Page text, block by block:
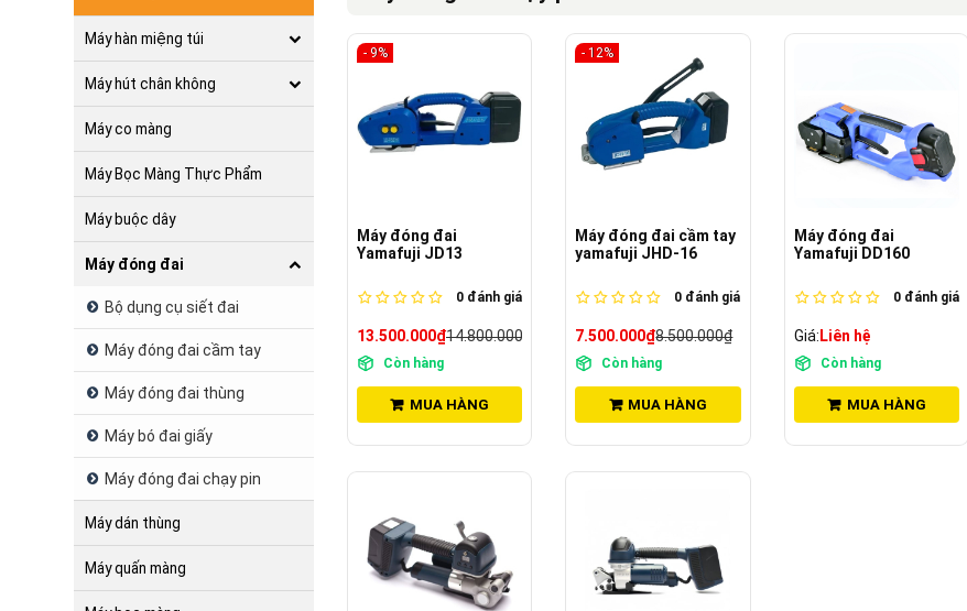
- 9%
Máy đóng đai
Yamafuji JD13
0 đánh giá
13.500.000₫14.800.000₫
Còn hàng
MUA HÀNG
- 12%
Máy đóng đai cầm tay
yamafuji JHD-16
0 đánh giá
7.500.000₫8.500.000₫
Còn hàng
MUA HÀNG
Máy đóng đai
Yamafuji DD160
0đánh giá
Giá: Liên hệ
Còn hàng
MUA HÀNG
Máy hàn miệng túi
Máy hút chân không
Máy co màng
Máy Bọc Màng Thực Phẩm
Máy buộc dây
Máy đóng đai
Bộ dụng cụ siết đai
Máy đóng đai cầm tay
Máy đóng đai thùng
Máy bó đai giấy
Máy đóng đai chạy pin
Máy dán thùng
Máy quấn màng